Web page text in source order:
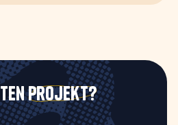
tenprojekt?